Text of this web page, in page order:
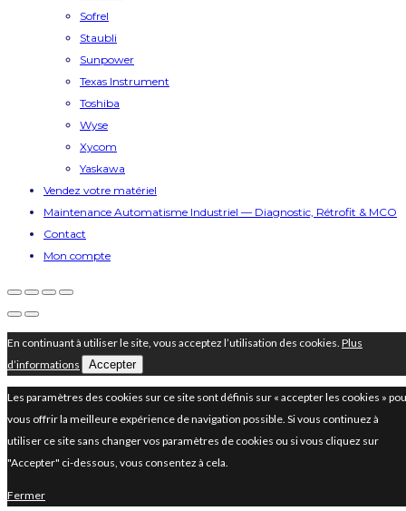
Sofrel
Staubli
Sunpower
Texas Instrument
Toshiba
Wyse
Xycom
Yaskawa
Vendez votre matériel
Maintenance Automatisme Industriel — Diagnostic, Rétrofit & MCO
Contact
Mon compte
En continuant à utiliser le site, vous acceptez l’utilisation des cookies. Plus
d’informations
Accepter
Les paramètres des cookies sur ce site sont définis sur « accepter les cookies »
vous offrir la meilleure expérience de navigation possible. Si vous continuez à
utiliser ce site sans changer vos paramètres de cookies ou si vous cliquez sur
"Accepter" ci-dessous, vous consentez à cela.
Fermer